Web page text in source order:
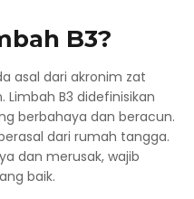
B3?
asal dari akronim zat
Limbah B3 didefinisikan
berbahaya dan beracun.
dari rumah tangga.
dan merusak, wajib
baik.